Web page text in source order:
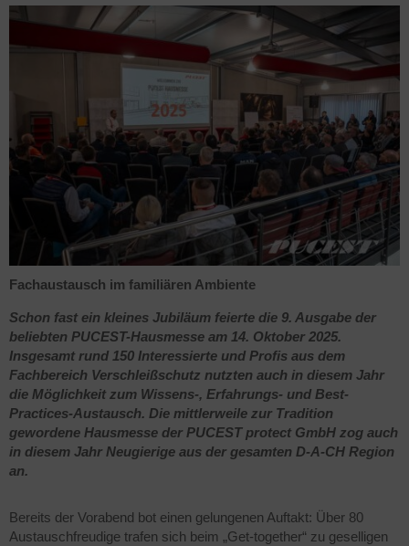
Fachaustausch im familiären Ambiente
Schon fast ein kleines Jubiläum feierte die 9. Ausgabe der
beliebten PUCEST-Hausmesse am 14. Oktober 2025.
Insgesamt rund 150 Interessierte und Profis aus dem
Fachbereich Verschleißschutz nutzten auch in diesem Jahr
die Möglichkeit zum Wissens-, Erfahrungs- und Best-
Practices-Austausch. Die mittlerweile zur Tradition
gewordene Hausmesse der PUCEST protect GmbH zog auch
in diesem Jahr Neugierige aus der gesamten D-A-CH Region
an.
Bereits der Vorabend bot einen gelungenen Auftakt: Über 80
Austauschfreudige trafen sich beim „Get-together“ zu geselligen